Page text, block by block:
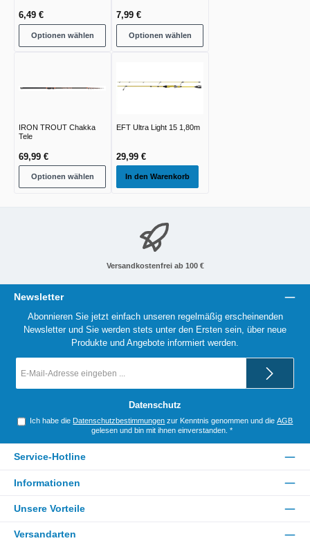
6,49 €
Optionen wählen
7,99 €
Optionen wählen
IRON TROUT Chakka
Tele
69,99 €
Optionen wählen
EFT Ultra Light 15 1,80m
29,99 €
In den Warenkorb
Versandkostenfrei ab 100 €
Newsletter
Abonnieren Sie jetzt einfach unseren regelmäßig erscheinenden
Newsletter und Sie werden stets unter den Ersten sein, über neue
Produkte und Angebote informiert werden.
Mail-
Datenschutz
Ich habe die Datenschutzbestimmungen zur Kenntnis genommen und dieAGB
gelesen und bin mit ihnen einverstanden. *
Service-Hotline
Informationen
Unsere Vorteile
Versandarten